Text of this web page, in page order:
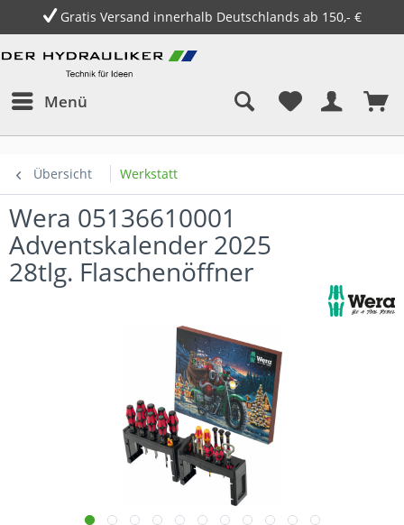
Gratis Versand innerhalb Deutschlands ab 150,- €
Menü
Übersicht Werkstatt
Wera 05136610001
Adventskalender 2025
28tlg. Flaschenöffner